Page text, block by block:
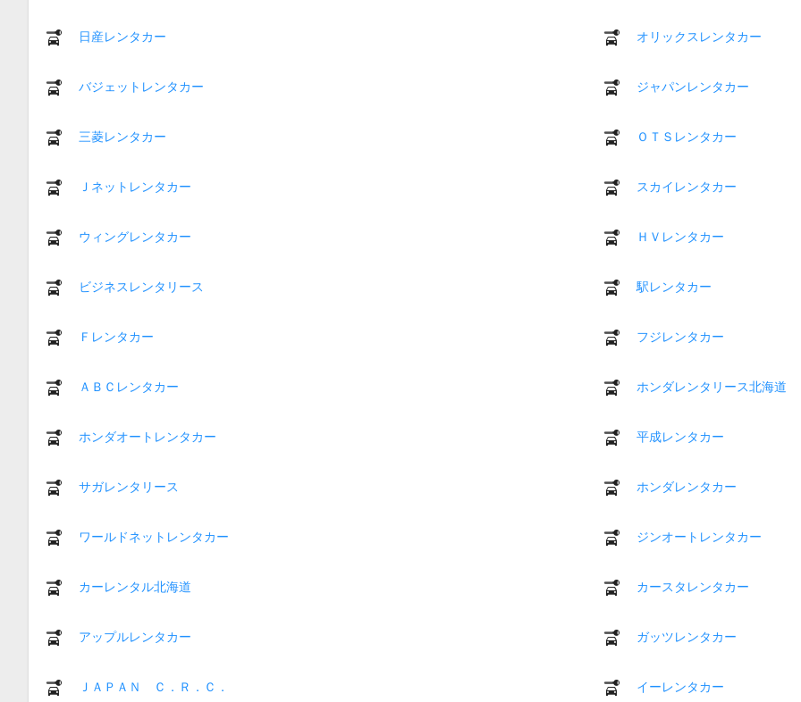
日産レンタカー オリックスレンタカー
バジェットレンタカー ジャパンレンタカー
三菱レンタカー ＯＴＳレンタカー
Ｊネットレンタカー スカイレンタカー
ウィングレンタカー ＨＶレンタカー
ビジネスレンタリース 駅レンタカー
Ｆレンタカー フジレンタカー
ＡＢＣレンタカー ホンダレンタリース北海道
ホンダオートレンタカー 平成レンタカー
サガレンタリース ホンダレンタカー
ワールドネットレンタカー ジンオートレンタカー
カーレンタル北海道 カースタレンタカー
アップルレンタカー ガッツレンタカー
ＪＡＰＡＮ Ｃ．Ｒ．Ｃ． イーレンタカー